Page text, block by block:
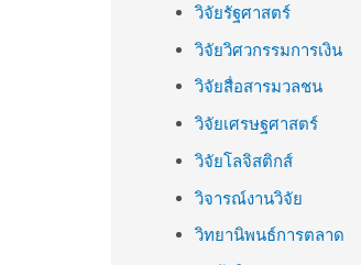
วิจัยรัฐศาสตร์
วิจัยวิศวกรรมการเงิน
วิจัยสื่อสารมวลชน
วิจัยเศรษฐศาสตร์
วิจัยโลจิสติกส์
วิจารณ์งานวิจัย
วิทยานิพนธ์การตลาด